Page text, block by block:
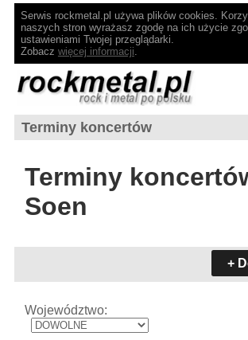
Serwis rockmetal.pl używa plików cookies.
naszych stron wyrażasz zgodę na ich użycie
ustawieniami Twojej przeglądarki.
Zobacz więcej informacji.
Terminy koncertów
Terminy
Soen
+
Województwo: